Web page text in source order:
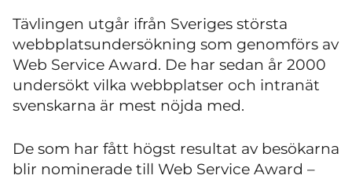
Tävlingen utgår ifrån Sveriges största
webbplatsundersökning som genomförs av
Web Service Award. De har sedan år 2000
undersökt vilka webbplatser och intranät
svenskarna är mest nöjda med.
De som har fått högst resultat av besökarna
blir nominerade till Web Service Award –